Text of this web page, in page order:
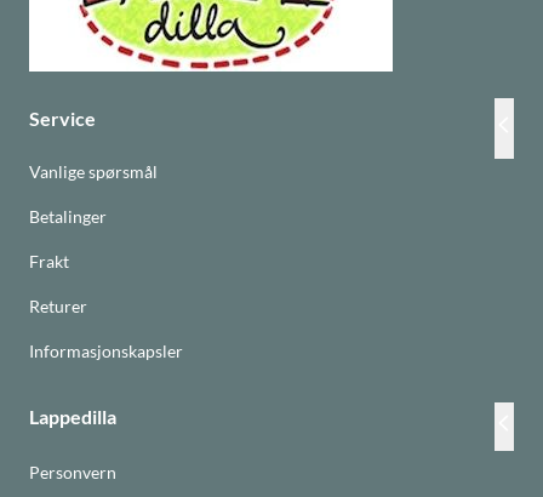
Service
Vanlige spørsmål
Betalinger
Frakt
Returer
Informasjonskapsler
Lappedilla
Personvern